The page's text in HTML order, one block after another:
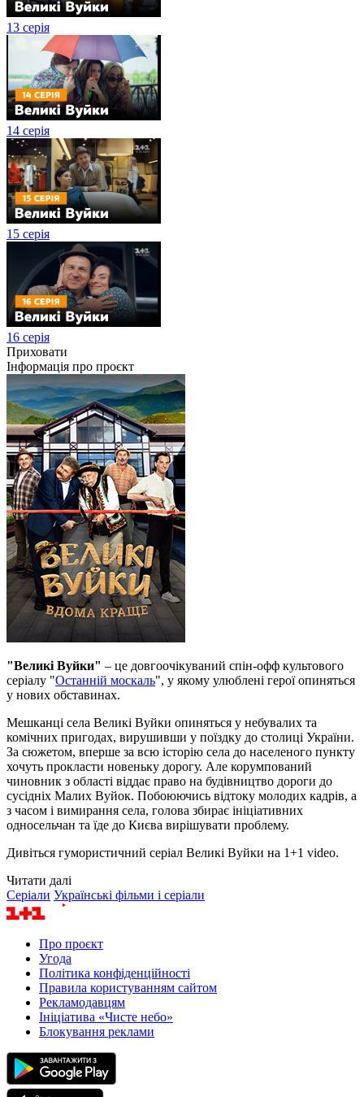
13 серія
14 серія
15 серія
16 серія
Приховати
Інформація про проєкт
"Великі Вуйки" – це довгоочікуваний спін-офф культового
серіалу "Останній москаль", у якому улюблені герої опиняться
у нових обставинах.
Мешканці села Великі Вуйки опиняться у небувалих та
комічних пригодах, вирушивши у поїздку до столиці України.
За сюжетом, вперше за всю історію села до населеного пункту
хочуть прокласти новеньку дорогу. Але корумпований
чиновник з області віддає право на будівництво дороги до
сусідніх Малих Вуйок. Побоюючись відтоку молодих кадрів, а
з часом і вимирання села, голова збирає ініціативних
односельчан та їде до Києва вирішувати проблему.
Дивіться гумористичний серіал Великі Вуйки на 1+1 video.
Читати далі
Серіали Українські фільми і серіали
Про проєкт
Угода
Політика конфіденційності
Правила користуванням сайтом
Рекламодавцям
Ініціатива «Чисте небо»
Блокування реклами